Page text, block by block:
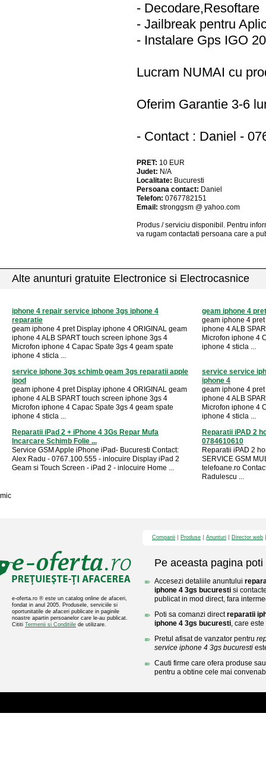
- Decodare,Resoftare
- Jailbreak pentru
- Instalare Gps IGO
Lucram NUMAI cu
Oferim Garantie 3-6
- Contact : Daniel -
PRET: 10 EUR
Judet: N/A
Localitate: Bucuresti
Persoana contact: Daniel
Telefon: 0767782151
Email: stronggsm @ yahoo.com
Produs / serviciu disponibil . Pentru
va rugam contactati persoana care a
Alte anunturi gratuite Electronice si Electrocasnice
iphone 4 repair service iphone 3gs iphone 4
reparatie
geam iphone 4 pret Display iphone 4 ORIGINAL geam
iphone 4 ALB SPART touch screen iphone 3gs 4
Microfon iphone 4 Capac Spate 3gs 4 geam spate
iphone 4 sticla ...
geam iphone 4
geam iphone 4
iphone 4 ALB
Microfon iphone 4
iphone 4 sticla ...
service iphone 3gs schimb geam 3gs reparatii apple
ipod
geam iphone 4 pret Display iphone 4 ORIGINAL geam
iphone 4 ALB SPART touch screen iphone 3gs 4
Microfon iphone 4 Capac Spate 3gs 4 geam spate
iphone 4 sticla ...
service service
iphone 4
geam iphone 4
iphone 4 ALB
Microfon iphone 4
iphone 4 sticla ...
Reparatii iPad 2 + iPhone 4 3Gs Repar Mufa
Incarcare Schimb Folie ...
Service GSM Apple iPhone iPad- Bucuresti Contact:
Alex Radu - 0767.100.555 - inlocuire Display iPad 2
Geam si Touch Screen - iPad 2 - inlocuire Home ...
Reparatii iPAD 2
0784610610
Reparatii iPAD 2
SERVICE GSM
telefoane.ro
Radulescu ...
mic
e-oferta.ro ® este un catalog online de afaceri,
fondat in anul 2005. Produsele, serviciile si
oportunitatile de afaceri publicate in paginile
noastre apartin persoanelor care le-au publicat.
Cititi Termenii si Conditiile de utilizare.
Companii Produse Anunturi Director web
Pe aceasta pagina poti
Accesezi detaliile anuntului
iphone 4 3gs bucuresti si
publicat in mod direct, fara
Poti sa comanzi directreparatii
iphone 4 3gs bucuresti, care este
Pretul afisat de vanzator pentru
service iphone 4 3gs bucuresti
Cauti firme care ofera produse
pentru a obtine cele mai